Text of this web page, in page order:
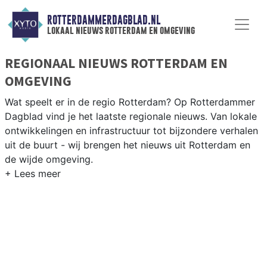
ROTTERDAMMERDAGBLAD.NL
lokaal nieuws rotterdam en omgeving
REGIONAAL NIEUWS ROTTERDAM EN
OMGEVING
Wat speelt er in de regio Rotterdam? Op Rotterdammer
Dagblad vind je het laatste regionale nieuws. Van lokale
ontwikkelingen en infrastructuur tot bijzondere verhalen
uit de buurt - wij brengen het nieuws uit Rotterdam en
de wijde omgeving.